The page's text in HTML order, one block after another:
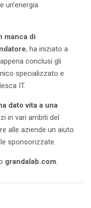
un’energia
manca di
, ha iniziato a
conclusi gli
specializzato e
IT.
dato vita a una
in vari ambiti del
alle aziende un aiuto
sponsorizzate.
grandalab.com.